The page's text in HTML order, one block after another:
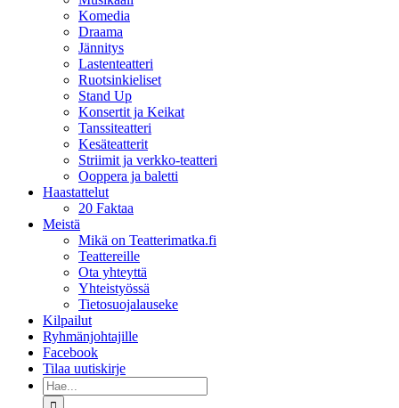
Komedia
Draama
Jännitys
Lastenteatteri
Ruotsinkieliset
Stand Up
Konsertit ja Keikat
Tanssiteatteri
Kesäteatterit
Striimit ja verkko-teatteri
Ooppera ja baletti
Haastattelut
20 Faktaa
Meistä
Mikä on Teatterimatka.fi
Teattereille
Ota yhteyttä
Yhteistyössä
Tietosuojalauseke
Kilpailut
Ryhmänjohtajille
Facebook
Tilaa uutiskirje
Etsi
...